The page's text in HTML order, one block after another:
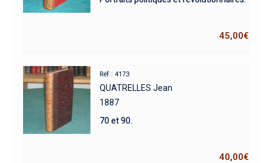
45,00€
Réf : 4173
QUATRELLES Jean
1887
70 et 90.
40,00€